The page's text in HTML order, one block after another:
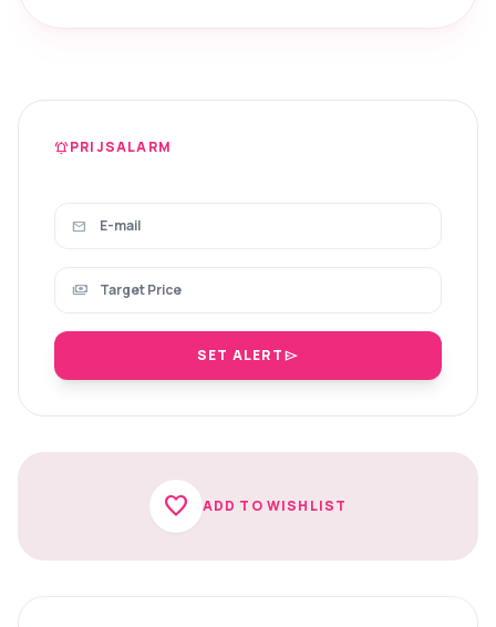
notifications_activePRIJSALARM
mail
payments
SET ALERTsend
favorite ADD TO WISHLIST